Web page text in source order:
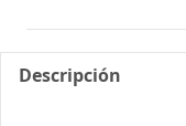
Descripción